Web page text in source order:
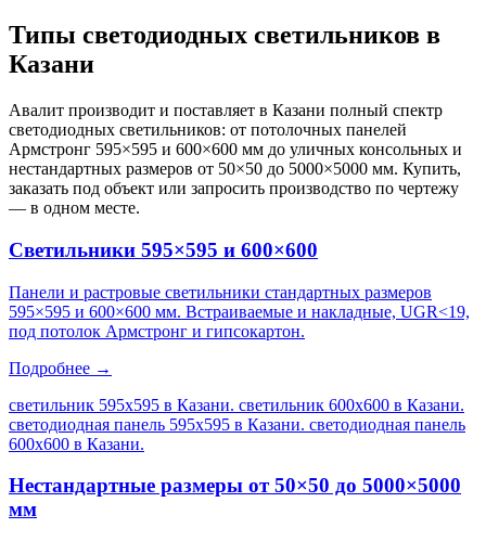
Типы светодиодных светильников в
Казани
Авалит производит и поставляет в Казани полный спектр
светодиодных светильников: от потолочных панелей
Армстронг 595×595 и 600×600 мм до уличных консольных и
нестандартных размеров от 50×50 до 5000×5000 мм. Купить,
заказать под объект или запросить производство по чертежу
— в одном месте.
Светильники 595×595 и 600×600
Панели и растровые светильники стандартных размеров
595×595 и 600×600 мм. Встраиваемые и накладные, UGR<19,
под потолок Армстронг и гипсокартон.
Подробнее →
светильник 595х595 в Казани. светильник 600х600 в Казани.
светодиодная панель 595х595 в Казани. светодиодная панель
600х600 в Казани.
Нестандартные размеры от 50×50 до 5000×5000
мм